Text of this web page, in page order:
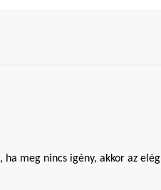
meg nincs igény, akkor az elég